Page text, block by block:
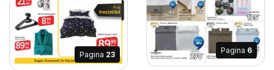
Pagina 23 Pagina 6